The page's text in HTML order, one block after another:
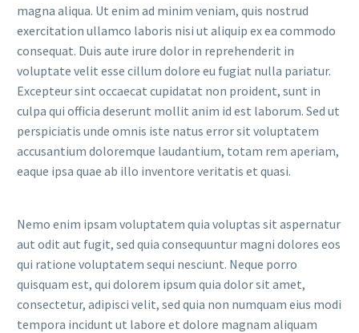
magna aliqua. Ut enim ad minim veniam, quis nostrud
exercitation ullamco laboris nisi ut aliquip ex ea commodo
consequat. Duis aute irure dolor in reprehenderit in
voluptate velit esse cillum dolore eu fugiat nulla pariatur.
Excepteur sint occaecat cupidatat non proident, sunt in
culpa qui officia deserunt mollit anim id est laborum. Sed ut
perspiciatis unde omnis iste natus error sit voluptatem
accusantium doloremque laudantium, totam rem aperiam,
eaque ipsa quae ab illo inventore veritatis et quasi.
Nemo enim ipsam voluptatem quia voluptas sit aspernatur
aut odit aut fugit, sed quia consequuntur magni dolores eos
qui ratione voluptatem sequi nesciunt. Neque porro
quisquam est, qui dolorem ipsum quia dolor sit amet,
consectetur, adipisci velit, sed quia non numquam eius modi
tempora incidunt ut labore et dolore magnam aliquam